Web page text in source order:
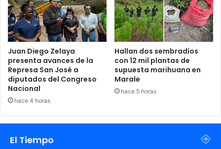
Juan Diego Zelaya
presenta avances de la
Represa San José a
diputados del Congreso
Nacional
hace 4 horas
Hallan dos sembradíos
con 12 mil plantas de
supuesta marihuana en
Marale
hace 5 horas
El Tiempo